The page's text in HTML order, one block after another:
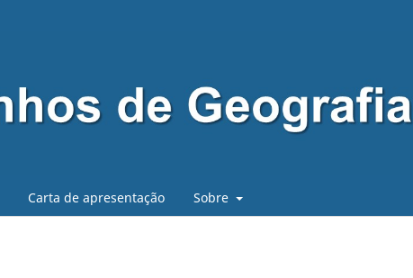
Carta de apresentação Sobre